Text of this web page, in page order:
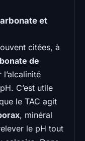
et
citées, à
de
C’est utile
le TAC agit
, minéral
le pH tout